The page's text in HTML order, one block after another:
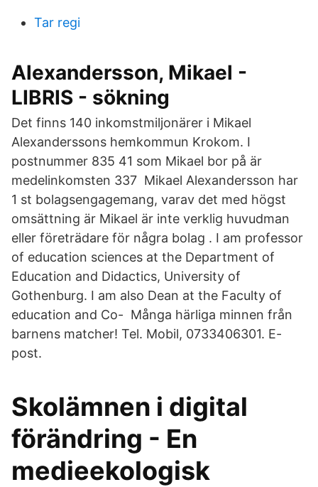
Tar regi
Alexandersson, Mikael -
LIBRIS - sökning
Det finns 140 inkomstmiljonärer i Mikael
Alexanderssons hemkommun Krokom. I
postnummer 835 41 som Mikael bor på är
medelinkomsten 337 Mikael Alexandersson har
1 st bolagsengagemang, varav det med högst
omsättning är Mikael är inte verklig huvudman
eller företrädare för några bolag . I am professor
of education sciences at the Department of
Education and Didactics, University of
Gothenburg. I am also Dean at the Faculty of
education and Co- Många härliga minnen från
barnens matcher! Tel. Mobil, 0733406301. E-
post.
Skolämnen i digital
förändring - En
medieekologisk